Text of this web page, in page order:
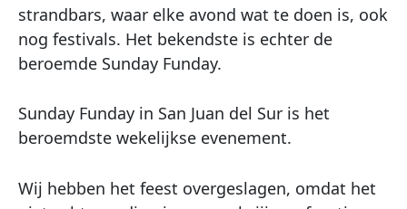
strandbars, waar elke avond wat te doen is, ook
nog festivals. Het bekendste is echter de
beroemde Sunday Funday.
Sunday Funday in San Juan del Sur is het
beroemdste wekelijkse evenement.
Wij hebben het feest overgeslagen, omdat het